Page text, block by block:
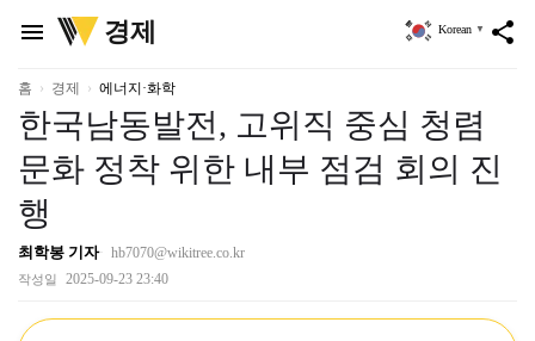
menu
위
키
리
경제 share
Korean ▼
홈 경제 에너지·화학
한국남동발전, 고위직 중심 청렴
문화 정착 위한 내부 점검 회의 진
행
최학봉 기자 hb7070@wikitree.co.kr
작성일 2025-09-23 23:40